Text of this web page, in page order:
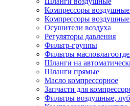
Компрессоры
Компрессоры
Осушители воздуха
Регуляторы давления
Фильтр-группы
Фильтры
Шланги на
Шланги прямые
Масло компрессорное
Запчасти для
Фильтры воздушные,